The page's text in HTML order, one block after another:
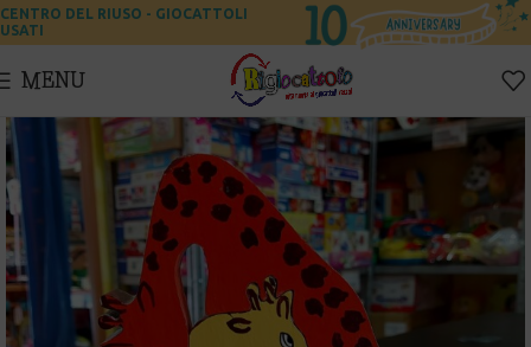
CENTRO DEL RIUSO - GIOCATTOLI
USATI
MENU